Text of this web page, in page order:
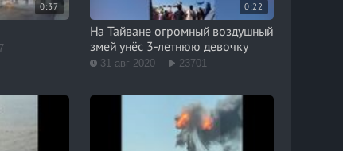
0:37 0:22
На Тайване огромный воздушный
змей унёс 3-летнюю девочку
31 авг 2020 23701